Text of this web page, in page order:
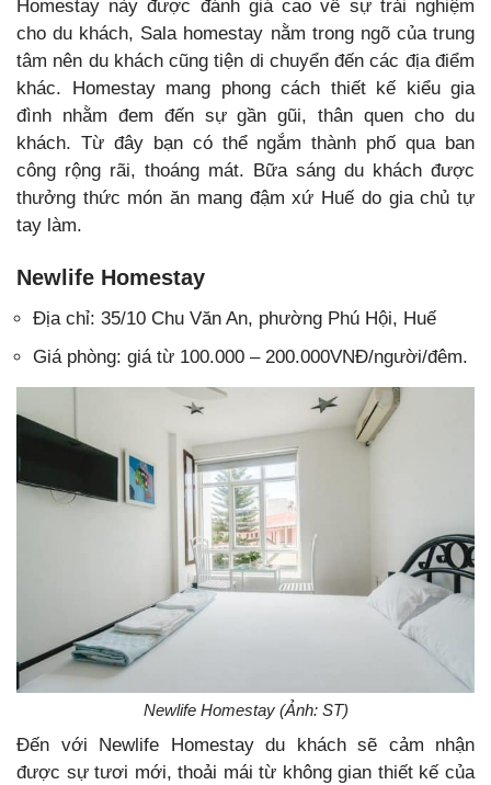
Homestay này được đánh giá cao về sự trải nghiệm
cho du khách, Sala homestay nằm trong ngõ của trung
tâm nên du khách cũng tiện di chuyển đến các địa điểm
khác. Homestay mang phong cách thiết kế kiểu gia
đình nhằm đem đến sự gần gũi, thân quen cho du
khách. Từ đây bạn có thể ngắm thành phố qua ban
công rộng rãi, thoáng mát. Bữa sáng du khách được
thưởng thức món ăn mang đậm xứ Huế do gia chủ tự
tay làm.
Newlife Homestay
Địa chỉ: 35/10 Chu Văn An, phường Phú Hội, Huế
Giá phòng: giá từ 100.000 – 200.000VNĐ/người/đêm.
Newlife Homestay (Ảnh: ST)
Đến với Newlife Homestay du khách sẽ cảm nhận
được sự tươi mới, thoải mái từ không gian thiết kế của